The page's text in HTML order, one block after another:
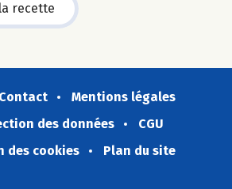
recette
Contact
Mentions légales
des données
CGU
des cookies
Plan du site